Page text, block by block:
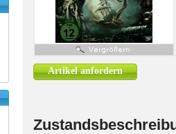
Artikel anfordern